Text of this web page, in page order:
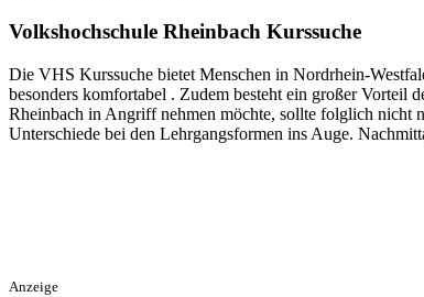
Volkshochschule Rheinbach Kurssuche
Die VHS Kurssuche bietet Menschen in Nordrhein-
besonders komfortabel . Zudem besteht ein großer Vorteil
Rheinbach in Angriff nehmen möchte, sollte folglich nicht
Unterschiede bei den Lehrgangsformen ins Auge.
Anzeige